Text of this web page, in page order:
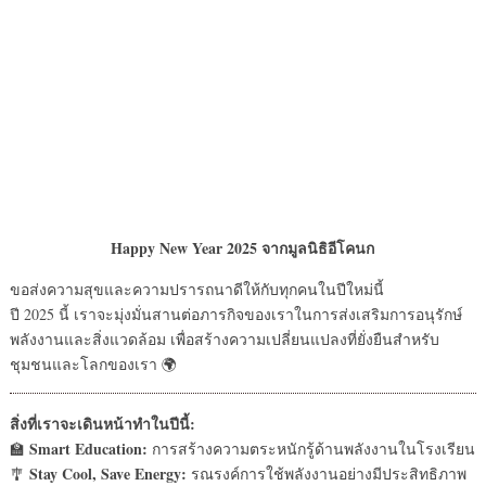
Happy New Year 2025 จากมูลนิธิอีโคนก
ขอส่งความสุขและความปรารถนาดีให้กับทุกคนในปีใหม่นี้
ปี 2025 นี้ เราจะมุ่งมั่นสานต่อภารกิจของเราในการส่งเสริมการอนุรักษ์
พลังงานและสิ่งแวดล้อม เพื่อสร้างความเปลี่ยนแปลงที่ยั่งยืนสำหรับ
ชุมชนและโลกของเรา 🌍
สิ่งที่เราจะเดินหน้าทำในปีนี้:
🏫 Smart Education: การสร้างความตระหนักรู้ด้านพลังงานในโรงเรียน
🎐 Stay Cool, Save Energy: รณรงค์การใช้พลังงานอย่างมีประสิทธิภาพ